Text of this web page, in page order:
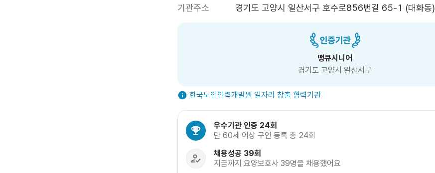
기관주소
경기도 고양시 일산서구 호수로856번길 65-1 (대화동)
땡큐시니어
경기도 고양시 일산서구
한국노인인력개발원 일자리 창출 협력기관
우수기관 인증 24회
만 60세 이상 구인 등록 총 24회
채용성공 39회
지금까지 요양보호사 39명을 채용했어요